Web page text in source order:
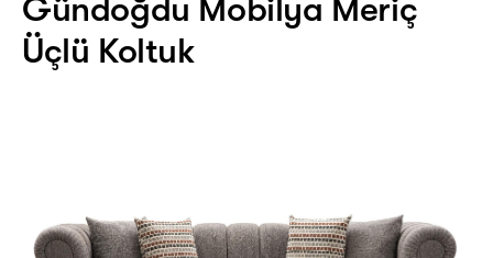
Gündoğdu Mobilya Meriç
Üçlü Koltuk